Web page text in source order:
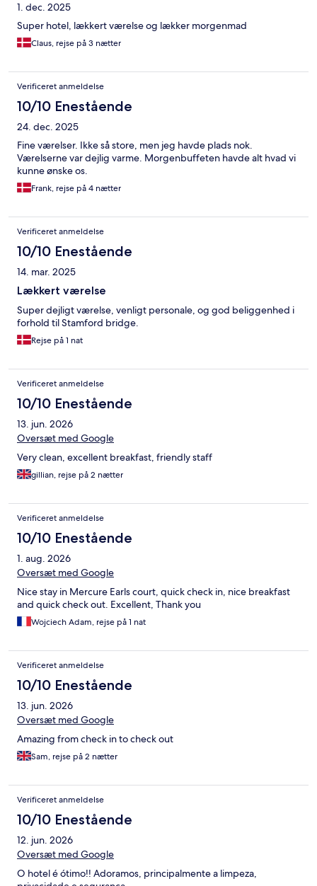
1. dec. 2025
Super hotel, lækkert værelse og lækker morgenmad
Claus, rejse på 3 nætter
Verificeret anmeldelse
10/10 Enestående
24. dec. 2025
Fine værelser. Ikke så store, men jeg havde plads nok.
Værelserne var dejlig varme. Morgenbuffeten havde alt hvad vi
kunne ønske os.
Frank, rejse på 4 nætter
Verificeret anmeldelse
10/10 Enestående
14. mar. 2025
Lækkert værelse
Super dejligt værelse, venligt personale, og god beliggenhed i
forhold til Stamford bridge.
Rejse på 1 nat
Verificeret anmeldelse
10/10 Enestående
13. jun. 2026
Oversæt med Google
Very clean, excellent breakfast, friendly staff
gillian, rejse på 2 nætter
Verificeret anmeldelse
10/10 Enestående
1. aug. 2026
Oversæt med Google
Nice stay in Mercure Earls court, quick check in, nice breakfast
and quick check out. Excellent, Thank you
Wojciech Adam, rejse på 1 nat
Verificeret anmeldelse
10/10 Enestående
13. jun. 2026
Oversæt med Google
Amazing from check in to check out
Sam, rejse på 2 nætter
Verificeret anmeldelse
10/10 Enestående
12. jun. 2026
Oversæt med Google
O hotel é ótimo!! Adoramos, principalmente a limpeza,